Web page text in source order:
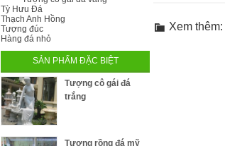
Xem thêm:
Tỳ Hưu Đá
Thạch Anh Hồng
Tượng đúc
Hàng đá nhỏ
SẢN PHẨM ĐẶC BIỆT
Tượng cô gái đá
trắng
Tượng rồng đá mỹ